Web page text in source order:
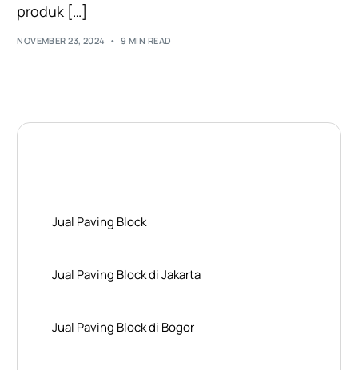
produk […]
NOVEMBER 23, 2024 9 MIN READ
Jual Paving Block
Jual Paving Block di Jakarta
Jual Paving Block di Bogor